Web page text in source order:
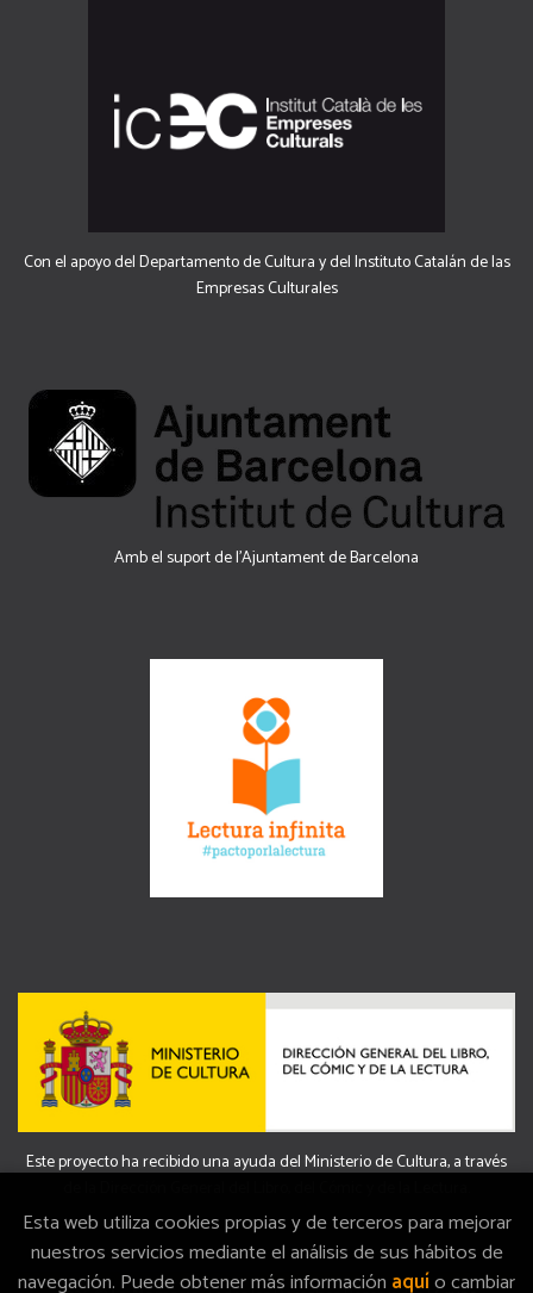
Con el apoyo del Departamento de Cultura y del Instituto Catalán de las
Empresas Culturales
Amb el suport de l’Ajuntament de Barcelona
Este proyecto ha recibido una ayuda del Ministerio de Cultura, a través
Esta web utiliza cookies propias y de terceros para mejorar
nuestros servicios mediante el análisis de sus hábitos de
navegación. Puede obtener más información aquío cambiar